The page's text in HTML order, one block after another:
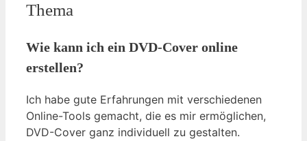
Thema
Wie kann ich ein DVD-Cover online
erstellen?
Ich habe gute Erfahrungen mit verschiedenen
Online-Tools gemacht, die es mir ermöglichen,
DVD-Cover ganz individuell zu gestalten.